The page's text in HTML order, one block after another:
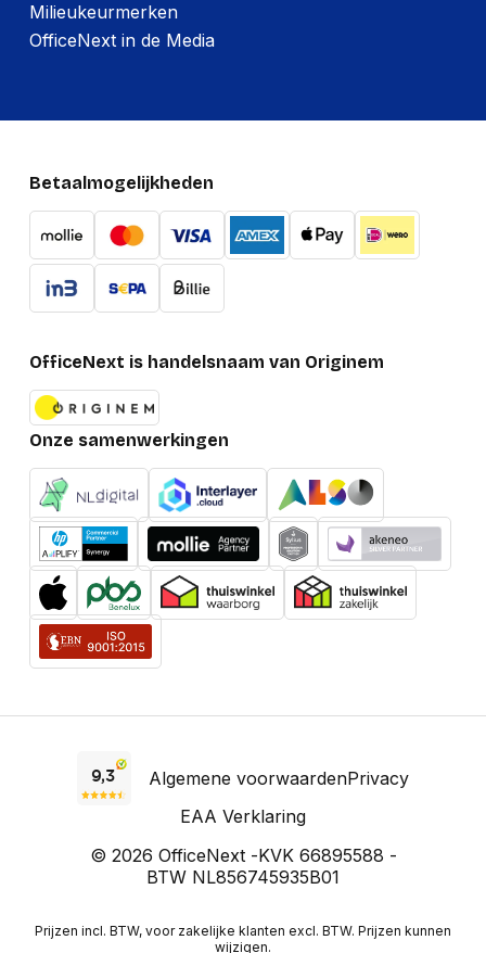
Milieukeurmerken
OfficeNext in de Media
Betaalmogelijkheden
OfficeNext is handelsnaam van Originem
Onze samenwerkingen
Algemene voorwaardenPrivacy
EAA Verklaring
© 2026 OfficeNext -KVK 66895588 -
BTW NL856745935B01
Prijzen incl. BTW, voor zakelijke klanten excl. BTW. Prijzen kunnen
wijzigen.